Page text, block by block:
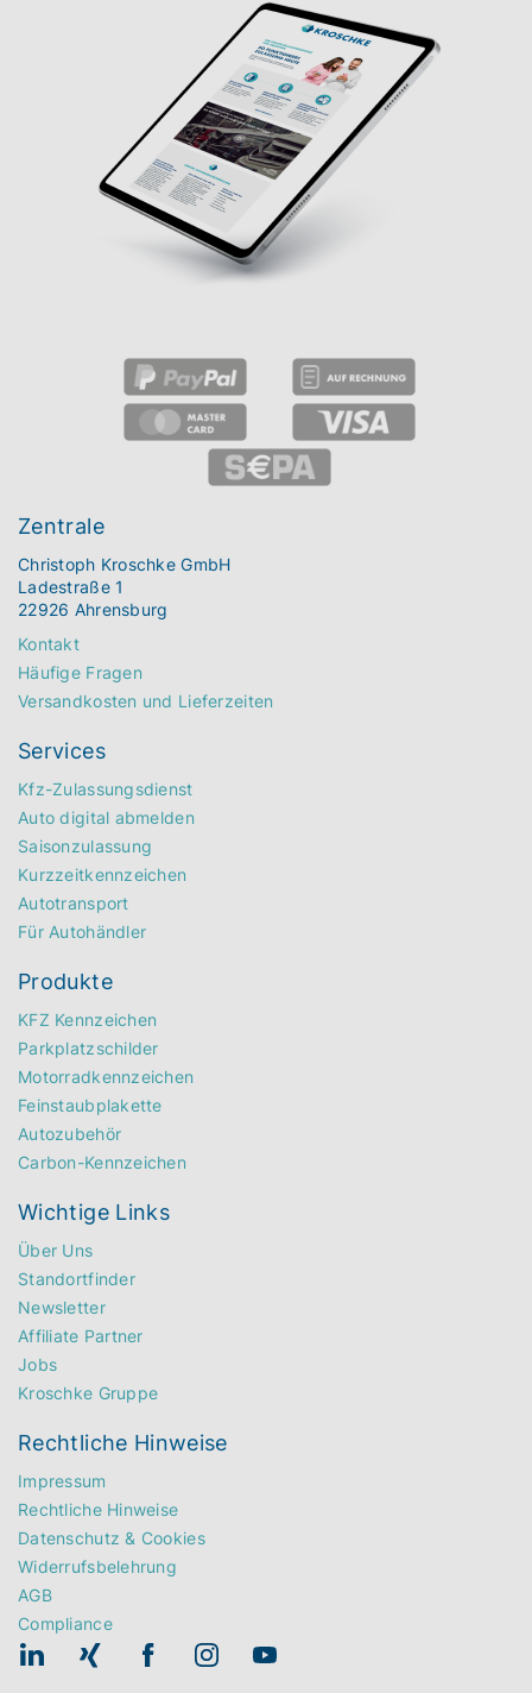
Zentrale
Christoph Kroschke GmbH
Ladestraße 1
22926 Ahrensburg
Kontakt
Häufige Fragen
Versandkosten und Lieferzeiten
Services
Kfz-Zulassungsdienst
Auto digital abmelden
Saisonzulassung
Kurzzeitkennzeichen
Autotransport
Für Autohändler
Produkte
KFZ Kennzeichen
Parkplatzschilder
Motorradkennzeichen
Feinstaubplakette
Autozubehör
Carbon-Kennzeichen
Wichtige Links
Über Uns
Standortfinder
Newsletter
Affiliate Partner
Jobs
Kroschke Gruppe
Rechtliche Hinweise
Impressum
Rechtliche Hinweise
Datenschutz & Cookies
Widerrufsbelehrung
AGB
Compliance